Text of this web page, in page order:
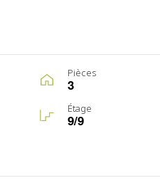
Pièces
3
Étage
9/9